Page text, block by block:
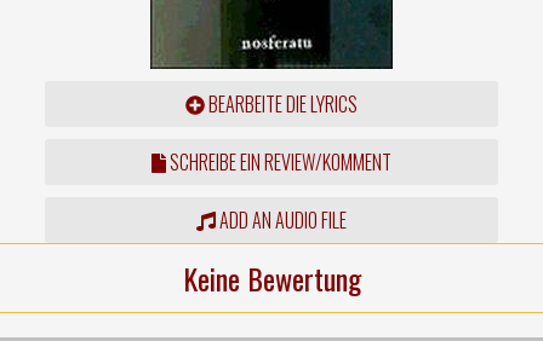
BEARBEITE DIE LYRICS
SCHREIBE EIN REVIEW/KOMMENT
ADD AN AUDIO FILE
Keine Bewertung